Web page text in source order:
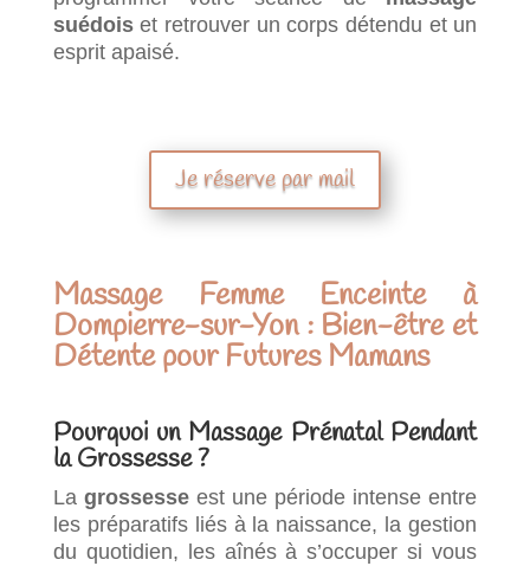
suédoiset retrouver un corps détendu et un
esprit apaisé.
Je réserve par mail
Massage Femme Enceinte à
Dompierre-sur-Yon : Bien-être et
Détente pour Futures Mamans
Pourquoi un Massage Prénatal Pendant
la Grossesse ?
La grossesseest une période intense entre
les préparatifs liés à la naissance, la gestion
du quotidien, les aînés à s’occuper si vous